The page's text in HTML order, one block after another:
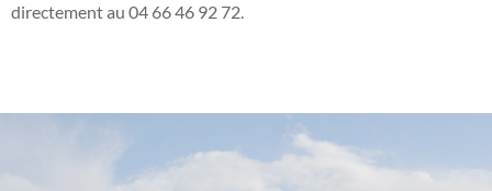
directement au 04 66 46 92 72.